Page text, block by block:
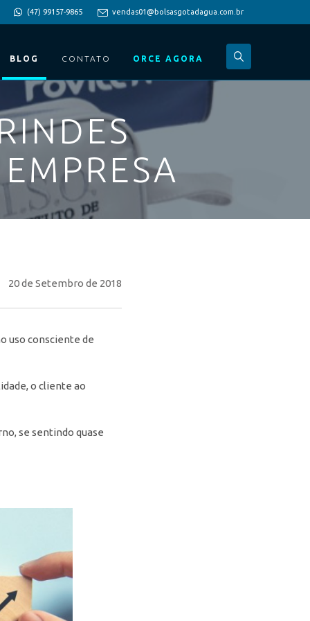
(47) 99157-9865 vendas01@bolsasgotadagua.com.br
BLOG CONTATO ORCE AGORA
20 de Setembro de 2018
uso consciente de
o cliente ao
se sentindo quase